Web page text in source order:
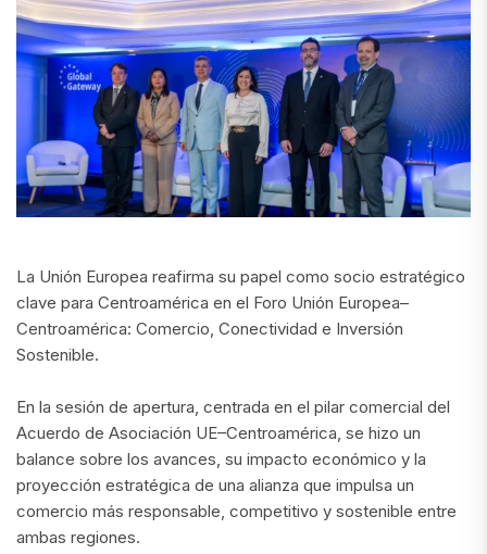
La Unión Europea reafirma su papel como socio estratégico
clave para Centroamérica en el Foro Unión Europea–
Centroamérica: Comercio, Conectividad e Inversión
Sostenible.
En la sesión de apertura, centrada en el pilar comercial del
Acuerdo de Asociación UE–Centroamérica, se hizo un
balance sobre los avances, su impacto económico y la
proyección estratégica de una alianza que impulsa un
comercio más responsable, competitivo y sostenible entre
ambas regiones.